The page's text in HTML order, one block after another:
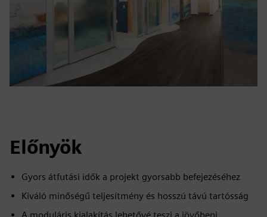
Előnyök
Gyors átfutási idők a projekt gyorsabb befejezéséhez
Kiváló minőségű teljesítmény és hosszú távú tartósság